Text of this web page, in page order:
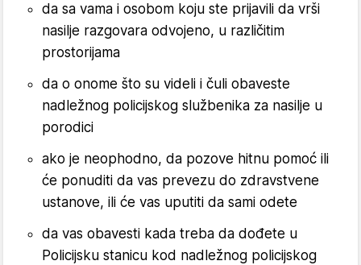
da sa vama i osobom koju ste prijavili da vrši
nasilje razgovara odvojeno, u različitim
prostorijama
da o onome što su videli i čuli obaveste
nadležnog policijskog službenika za nasilje u
porodici
ako je neophodno, da pozove hitnu pomoć ili
će ponuditi da vas prevezu do zdravstvene
ustanove, ili će vas uputiti da sami odete
da vas obavesti kada treba da dođete u
Policijsku stanicu kod nadležnog policijskog